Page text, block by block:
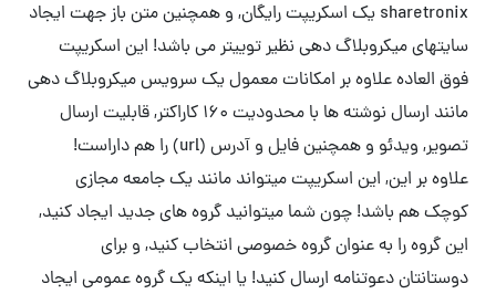
sharetronix یک اسکریپت رایگان, و همچنین متن باز جهت ایجاد
سایتهای میکروبلاگ دهی نظیر توییتر می باشد! این اسکریپت
فوق العاده علاوه بر امکانات معمول یک سرویس میکروبلاگ دهی
مانند ارسال نوشته ها با محدودیت 160 کاراکتر, قابلیت ارسال
تصویر, ویدئو و همچنین فایل و آدرس (url) را هم داراست!
علاوه بر این, این اسکریپت میتواند مانند یک جامعه مجازی
کوچک هم باشد! چون شما میتوانید گروه های جدید ایجاد کنید,
این گروه را به عنوان گروه خصوصی انتخاب کنید, و برای
دوستانتان دعوتنامه ارسال کنید! یا اینکه یک گروه عمومی ایجاد